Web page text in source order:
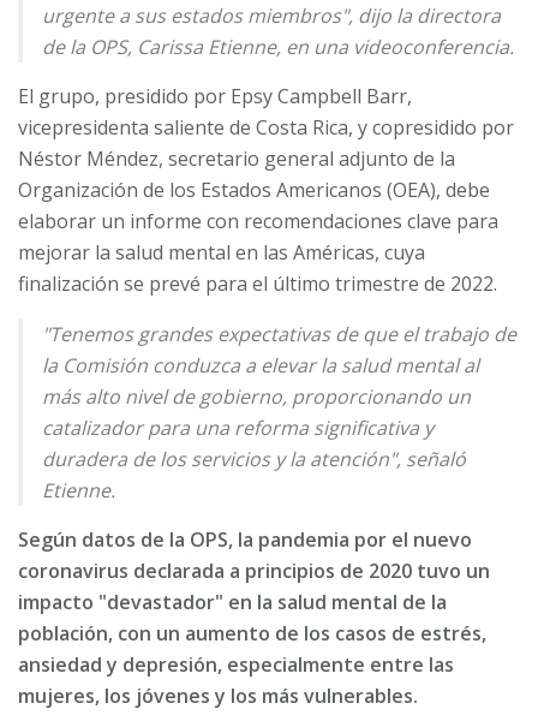
urgente a sus estados miembros", dijo la directora
de la OPS, Carissa Etienne, en una videoconferencia.
El grupo, presidido por Epsy Campbell Barr,
vicepresidenta saliente de Costa Rica, y copresidido por
Néstor Méndez, secretario general adjunto de la
Organización de los Estados Americanos (OEA), debe
elaborar un informe con recomendaciones clave para
mejorar la salud mental en las Américas, cuya
finalización se prevé para el último trimestre de 2022.
"Tenemos grandes expectativas de que el trabajo de
la Comisión conduzca a elevar la salud mental al
más alto nivel de gobierno, proporcionando un
catalizador para una reforma significativa y
duradera de los servicios y la atención", señaló
Etienne.
Según datos de la OPS, la pandemia por el nuevo
coronavirus declarada a principios de 2020 tuvo un
impacto "devastador" en la salud mental de la
población, con un aumento de los casos de estrés,
ansiedad y depresión, especialmente entre las
mujeres, los jóvenes y los más vulnerables.